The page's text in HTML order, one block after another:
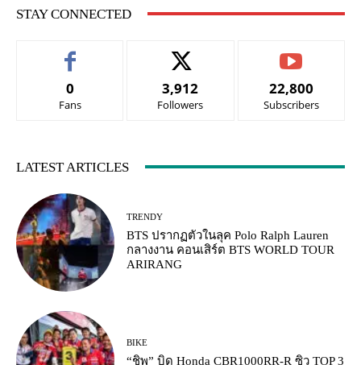
STAY CONNECTED
0
Fans
3,912
Followers
22,800
Subscribers
LATEST ARTICLES
TRENDY
BTS ปรากฏตัวในลุค Polo Ralph Lauren
กลางงาน คอนเสิร์ต BTS WORLD TOUR
ARIRANG
BIKE
“ชิพ” บิด Honda CBR1000RR-R ซิว TOP 3